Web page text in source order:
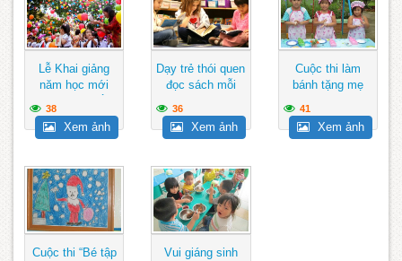
Lễ Khai giảng
năm học mới
gọn, vui...
38
Xem ảnh
Dạy trẻ thói quen
đọc sách mỗi
36
Xem ảnh
Cuộc thi làm
bánh tặng mẹ
41
Xem ảnh
Cuộc thi “Bé tập
Vui giáng sinh